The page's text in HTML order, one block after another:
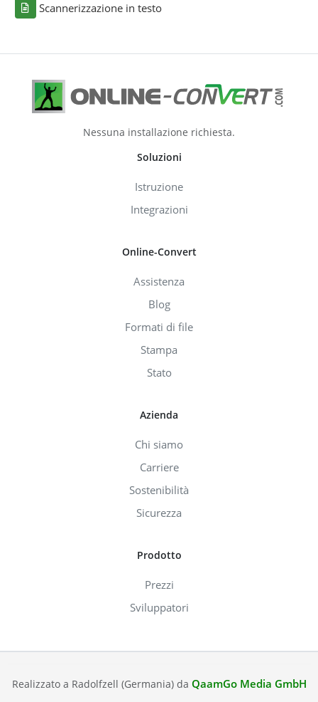
Scannerizzazione in testo
Nessuna installazione richiesta.
Soluzioni
Istruzione
Integrazioni
Online-Convert
Assistenza
Blog
Formati di file
Stampa
Stato
Azienda
Chi siamo
Carriere
Sostenibilità
Sicurezza
Prodotto
Prezzi
Sviluppatori
Realizzato a Radolfzell (Germania) da QaamGo Media GmbH